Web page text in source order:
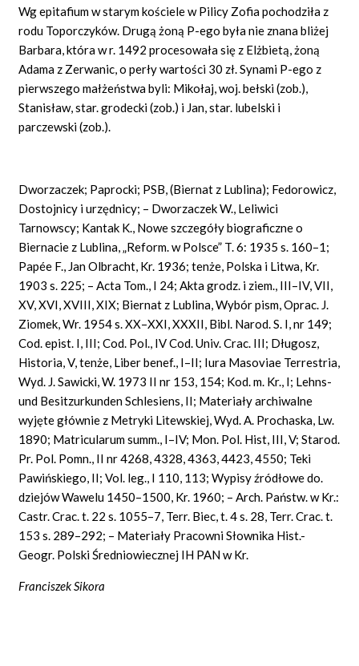
Wg epitafium w starym kościele w Pilicy Zofia pochodziła z
rodu Toporczyków. Drugą żoną P-ego była nie znana bliżej
Barbara, która w r. 1492 procesowała się z Elżbietą, żoną
Adama z Zerwanic, o perły wartości 30 zł. Synami P-ego z
pierwszego małżeństwa byli: Mikołaj, woj. bełski (zob.),
Stanisław, star. grodecki (zob.) i Jan, star. lubelski i
parczewski (zob.).
Dworzaczek; Paprocki; PSB, (Biernat z Lublina); Fedorowicz,
Dostojnicy i urzędnicy; – Dworzaczek W., Leliwici
Tarnowscy; Kantak K., Nowe szczegóły biograficzne o
Biernacie z Lublina, „Reform. w Polsce” T. 6: 1935 s. 160–1;
Papée F., Jan Olbracht, Kr. 1936; tenże, Polska i Litwa, Kr.
1903 s. 225; – Acta Tom., I 24; Akta grodz. i ziem., III–IV, VII,
XV, XVI, XVIII, XIX; Biernat z Lublina, Wybór pism, Oprac. J.
Ziomek, Wr. 1954 s. XX–XXI, XXXII, Bibl. Narod. S. I, nr 149;
Cod. epist. I, III; Cod. Pol., IV Cod.Univ. Crac. III; Długosz,
Historia, V, tenże, Liber benef., I–II; Iura Masoviae Terrestria,
Wyd. J. Sawicki, W. 1973 II nr 153, 154; Kod. m. Kr., I; Lehns-
und Besitzurkunden Schlesiens, II; Materiały archiwalne
wyjęte głównie z Metryki Litewskiej, Wyd. A. Prochaska, Lw.
1890; Matricularum summ., I–IV; Mon. Pol. Hist, III, V; Starod.
Pr. Pol. Pomn., II nr 4268, 4328, 4363, 4423, 4550; Teki
Pawińskiego, II; Vol. leg., I 110, 113; Wypisy źródłowe do.
dziejów Wawelu 1450–1500, Kr. 1960; – Arch. Państw. w Kr.:
Castr.Crac.t. 22 s. 1055–7, Terr. Biec, t. 4 s. 28, Terr.Crac.t.
153 s. 289–292; – Materiały Pracowni Słownika Hist.-
Geogr. Polski Średniowiecznej IH PAN w Kr.
Franciszek Sikora